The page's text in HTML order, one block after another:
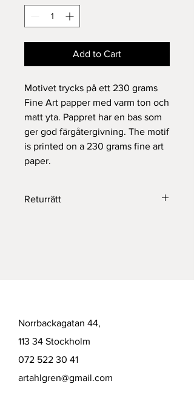
Add to Cart
Motivet trycks på ett 230 grams
Fine Art papper med varm ton och
matt yta. Pappret har en bas som
ger god färgåtergivning. The motif
is printed on a 230 grams fine art
paper.
Returrätt
Norrbackagatan 44,
113 34 Stockholm
072 522 30 41
artahlgren@gmail.com